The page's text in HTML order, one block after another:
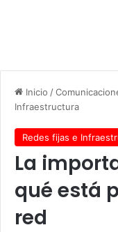
Inicio /
Infraestructura
Redes fijas e
La
qué está
red